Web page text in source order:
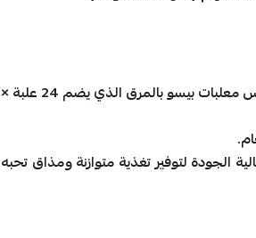
استمتع بتقديم وجبات متنوعة وشهية لقطتك مع بوكس معلبات بيسو بالمرق الذي يضم 24 علبة ×
الجودة لتوفير تغذية متوازنة ومذاق تحبه